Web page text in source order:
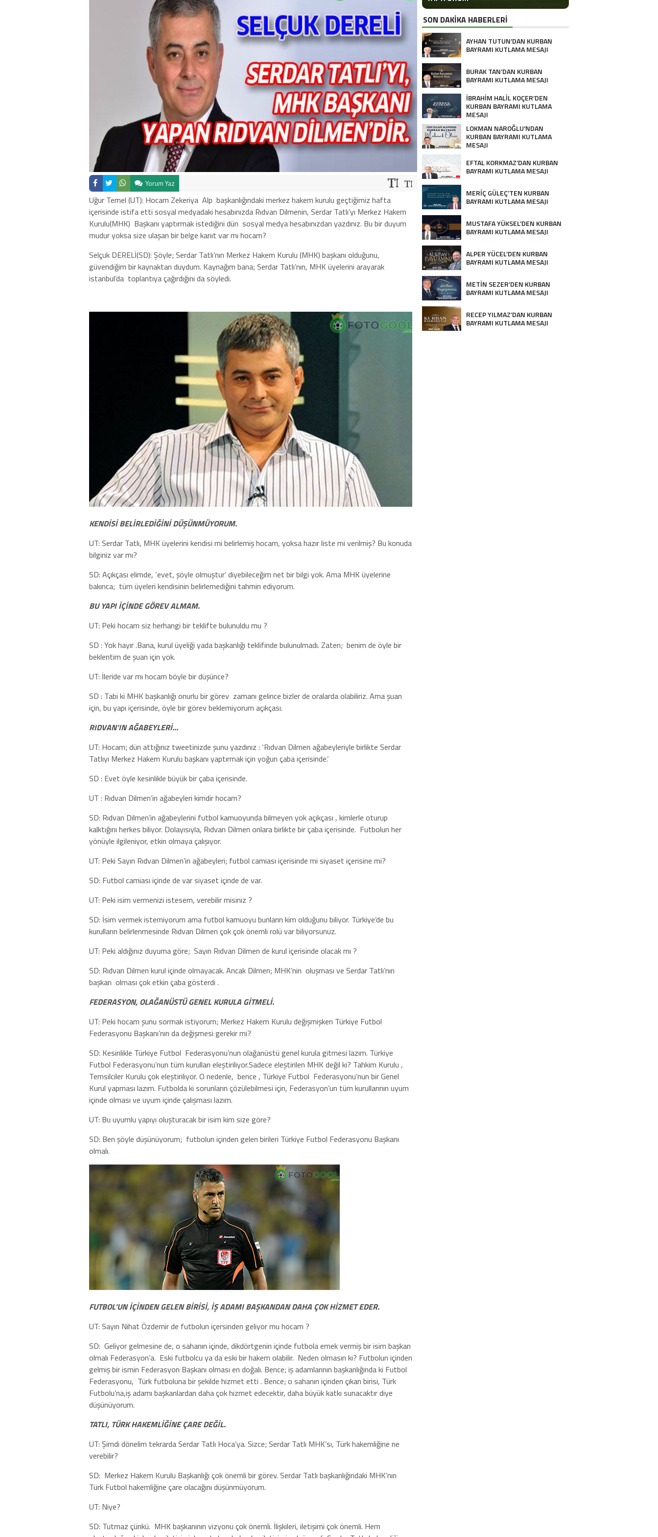
Yorum Yaz
Uğur Temel (UT): Hocam Zekeriya Alp başkanlığındaki merkez hakem kurulu geçtiğimiz hafta
içerisinde istifa etti sosyal medyadaki hesabınızda Rıdvan Dilmenin, Serdar Tatlı’yı Merkez Hakem
Kurulu(MHK) Başkanı yaptırmak istediğini dün sosyal medya hesabınızdan yazdınız. Bu bir duyum
mudur yoksa size ulaşan bir belge kanıt var mı hocam?
Selçuk DERELİ(SD): Şöyle; Serdar Tatlı’nın Merkez Hakem Kurulu (MHK) başkanı olduğunu,
güvendiğim bir kaynaktan duydum. Kaynağım bana; Serdar Tatlı’nın, MHK üyelerini arayarak
istanbul’da toplantıya çağırdığını da söyledi.
KENDİSİ BELİRLEDİĞİNİ DÜŞÜNMÜYORUM.
UT: Serdar Tatlı, MHK üyelerini kendisi mi belirlemiş hocam, yoksa hazır liste mi verilmiş? Bu konuda
bilginiz var mı?
SD: Açıkçası elimde, ‘evet, şöyle olmuştur’ diyebileceğim net bir bilgi yok. Ama MHK üyelerine
bakınca; tüm üyeleri kendisinin belirlemediğini tahmin ediyorum.
BU YAPI İÇİNDE GÖREV ALMAM.
UT: Peki hocam siz herhangi bir teklifte bulunuldu mu ?
SD : Yok hayır .Bana, kurul üyeliği yada başkanlığı teklifinde bulunulmadı. Zaten; benim de öyle bir
beklentim de şuan için yok.
UT: İleride var mı hocam böyle bir düşünce?
SD : Tabi ki MHK başkanlığı onurlu bir görev zamanı gelince bizler de oralarda olabiliriz. Ama şuan
için, bu yapı içerisinde, öyle bir görev beklemiyorum açıkçası.
RIDVAN’IN AĞABEYLERİ…
UT: Hocam; dün attığınız tweetinizde şunu yazdınız : ‘Rıdvan Dilmen ağabeyleriyle birlikte Serdar
Tatlıyı Merkez Hakem Kurulu başkanı yaptırmak için yoğun çaba içerisinde.’
SD : Evet öyle kesinlikle büyük bir çaba içerisinde.
UT : Rıdvan Dilmen’in ağabeyleri kimdir hocam?
SD: Rıdvan Dilmen’in ağabeylerini futbol kamuoyunda bilmeyen yok açıkçası , kimlerle oturup
kalktığını herkes biliyor. Dolayısıyla, Rıdvan Dilmen onlara birlikte bir çaba içerisinde. Futbolun her
yönüyle ilgileniyor, etkin olmaya çalışıyor.
UT: Peki Sayın Rıdvan Dilmen’in ağabeyleri; futbol camiası içerisinde mi siyaset içerisine mi?
SD: Futbol camiası içinde de var siyaset içinde de var.
UT: Peki isim vermenizi istesem, verebilir misiniz ?
SD: İsim vermek istemiyorum ama futbol kamuoyu bunların kim olduğunu biliyor. Türkiye’de bu
kurulların belirlenmesinde Rıdvan Dilmen çok çok önemli rolü var biliyorsunuz.
UT: Peki aldığınız duyuma göre; Sayın Rıdvan Dilmen de kurul içerisinde olacak mı ?
SD: Rıdvan Dilmen kurul içinde olmayacak. Ancak Dilmen; MHK’nin oluşması ve Serdar Tatlı’nın
başkan olması çok etkin çaba gösterdi .
FEDERASYON, OLAĞANÜSTÜ GENEL KURULA GİTMELİ.
UT: Peki hocam şunu sormak istiyorum; Merkez Hakem Kurulu değişmişken Türkiye Futbol
Federasyonu Başkanı’nın da değişmesi gerekir mi?
SD: Kesinlikle Türkiye Futbol Federasyonu’nun olağanüstü genel kurula gitmesi lazım. Türkiye
Futbol Federasyonu’nun tüm kurulları eleştiriliyor.Sadece eleştirilen MHK değil ki? Tahkim Kurulu ,
Temsilciler Kurulu çok eleştiriliyor. O nedenle, bence , Türkiye Futbol Federasyonu’nun bir Genel
Kurul yapması lazım. Futbolda ki sorunların çözülebilmesi için, Federasyon’un tüm kurullarının uyum
içinde olması ve uyum içinde çalışması lazım.
UT: Bu uyumlu yapıyı oluşturacak bir isim kim size göre?
SD: Ben şöyle düşünüyorum; futbolun içinden gelen birileri Türkiye Futbol Federasyonu Başkanı
olmalı.
FUTBOL’UN İÇİNDEN GELEN BİRİSİ, İŞ ADAMI BAŞKANDAN DAHA ÇOK HİZMET EDER.
UT: Sayın Nihat Özdemir de futbolun içersinden geliyor mu hocam ?
SD: Geliyor gelmesine de, o sahanın içinde, dikdörtgenin içinde futbola emek vermiş bir isim başkan
olmalı Federasyon’a. Eski futbolcu ya da eski bir hakem olabilir. Neden olmasın ki? Futbolun içinden
gelmiş bir ismin Federasyon Başkanı olması en doğalı. Bence; iş adamlarının başkanlığında ki Futbol
Federasyonu, Türk futboluna bir şekilde hizmet etti . Bence; o sahanın içinden çıkan birisi, Türk
Futbolu’na,iş adamı başkanlardan daha çok hizmet edecektir, daha büyük katkı sunacaktır diye
düşünüyorum.
TATLI, TÜRK HAKEMLİĞİNE ÇARE DEĞİL.
UT: Şimdi dönelim tekrarda Serdar Tatlı Hoca’ya. Sizce; Serdar Tatlı MHK’sı, Türk hakemliğine ne
verebilir?
SD: Merkez Hakem Kurulu Başkanlığı çok önemli bir görev. Serdar Tatlı başkanlığındaki MHK’nın
Türk Futbol hakemliğine çare olacağını düşünmüyorum.
UT: Niye?
SD: Tutmaz çünkü. MHK başkanının vizyonu çok önemli. İlişkileri, iletişimi çok önemli. Hem
SON DAKİKA HABERLERİ
AYHAN TUTUN’DAN KURBAN
BAYRAMI KUTLAMA MESAJI
BURAK TAN’DAN KURBAN
BAYRAMI KUTLAMA MESAJI
İBRAHİM HALİL KOÇER’DEN
KURBAN BAYRAMI KUTLAMA
MESAJI
LOKMAN NAROĞLU’NDAN
KURBAN BAYRAMI KUTLAMA
MESAJI
EFTAL KORKMAZ’DAN KURBAN
BAYRAMI KUTLAMA MESAJI
MERİÇ GÜLEÇ’TEN KURBAN
BAYRAMI KUTLAMA MESAJI
MUSTAFA YÜKSEL’DEN KURBAN
BAYRAMI KUTLAMA MESAJI
ALPER YÜCEL’DEN KURBAN
BAYRAMI KUTLAMA MESAJI
METİN SEZER’DEN KURBAN
BAYRAMI KUTLAMA MESAJI
RECEP YILMAZ’DAN KURBAN
BAYRAMI KUTLAMA MESAJI